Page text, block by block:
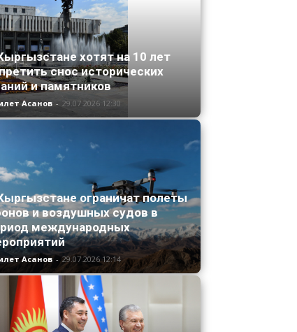
хотят на 10 лет
снос исторических
и памятников
Асанов - 29.07.2026 12:30
ограничат полеты
и воздушных судов в
международных
Асанов - 29.07.2026 12:14